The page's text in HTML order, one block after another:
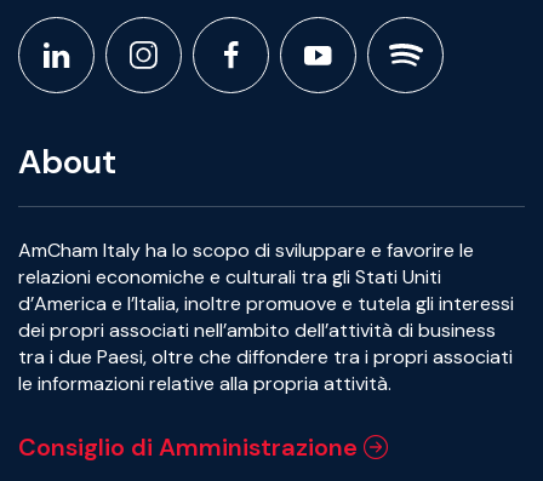
About
AmCham Italy ha lo scopo di sviluppare e favorire le
relazioni economiche e culturali tra gli Stati Uniti
d’America e l’Italia, inoltre promuove e tutela gli interessi
dei propri associati nell’ambito dell’attività di business
tra i due Paesi, oltre che diffondere tra i propri associati
le informazioni relative alla propria attività.
Consiglio di Amministrazione